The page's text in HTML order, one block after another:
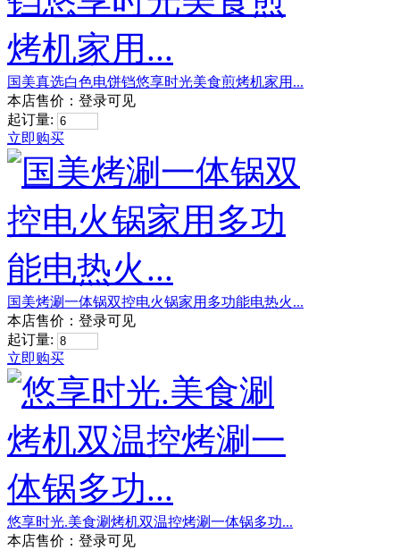
国美真选白色电饼铛悠享时光美食煎烤机家用...
本店售价： 登录可见
起订量:
立即购买
国美烤涮一体锅双控电火锅家用多功能电热火...
本店售价： 登录可见
起订量:
立即购买
悠享时光.美食涮烤机双温控烤涮一体锅多功...
本店售价： 登录可见